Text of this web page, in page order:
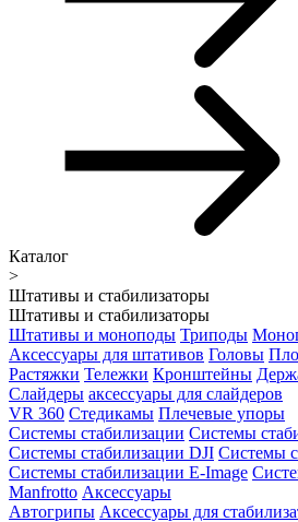
Каталог
>
Штативы и стабилизаторы
Штативы и стабилизаторы
Штативы и моноподы Триподы
Аксессуары для штативов Головы
Растяжки Тележки Кронштейны
Слайдеры аксессуары для слайдеров
VR 360 Стедикамы Плечевые упоры
Системы стабилизации Системы
Системы стабилизации DJI Системы
Системы стабилизации E-Image
Manfrotto Аксессуары
Автогрипы Аксессуары для